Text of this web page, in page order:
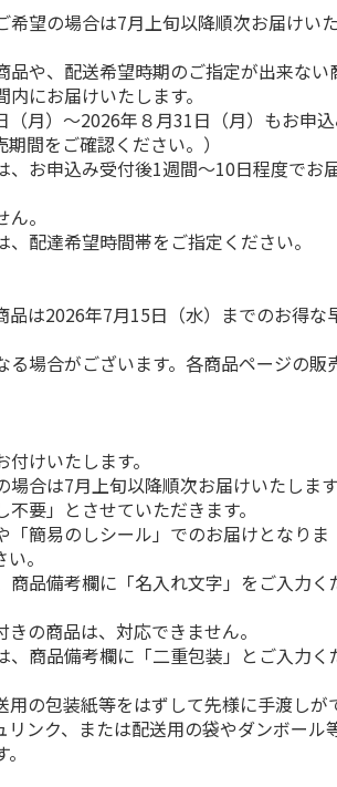
中元＞伊藤ハム
承の響」詰合せ
日本版）
円
料・税込)
＜お中元＞豚丼の具
バラエティセット
「菊」
(送料・税込)
＜お中
６種類の
エアソー
(送料・税
希望の場合は7月上旬以降順次お届けい
や、配送希望時期のご指定が出来ない
にお届けいたします。
月）～2026年８月31日（月）もお申
間をご確認ください。）
、お申込み受付後1週間～10日程度でお
。
配達希望時間帯をご指定ください。
は2026年7月15日（水）までのお得な
場合がございます。各商品ページの販
けいたします。
合は7月上旬以降順次お届けいたします
要」とさせていただきます。
簡易のしシール」でのお届けとなりま
。
品備考欄に「名入れ文字」をご入力く
の商品は、対応できません。
商品備考欄に「二重包装」とご入力く
の包装紙等をはずして先様に手渡しが
リンク、または配送用の袋やダンボール